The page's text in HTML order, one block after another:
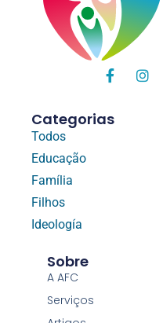
Categorias
Todos
Educação
Família
Filhos
Ideología
Sobre
A AFC
Serviços